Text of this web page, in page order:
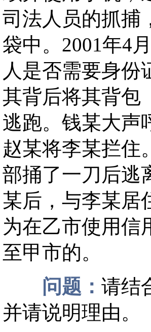
司法人员的抓捕
袋中。2001年4
人是否需要身份
其背后将其背包
逃跑。钱某大声
赵某将李某拦住
部捅了一刀后逃
某后，与李某居
为在乙市使用信
至甲市的。
问题： 请结
并请说明理由。